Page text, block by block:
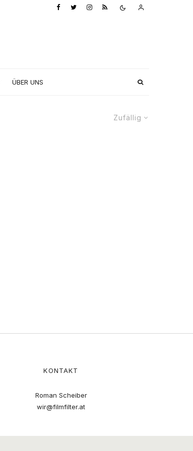
ÜBER UNS
Zufällig
KONTAKT
Roman Scheiber
wir@filmfilter.at